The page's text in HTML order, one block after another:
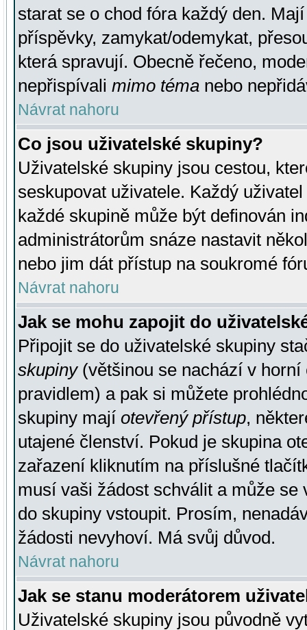
starat se o chod fóra každý den.
příspěvky, zamykat/odemykat,
která spravují. Obecně řečeno,
nepřispívali mimo téma nebo
Návrat nahoru
Co jsou uživatelské skupiny?
Uživatelské skupiny jsou cestou,
seskupovat uživatele. Každý
každé skupině může být definován
administrátorům snáze nastavit
nebo jim dát přístup na soukromé
Návrat nahoru
Jak se mohu zapojit do
Připojit se do uživatelské skupiny
skupiny(většinou se nachází v horní
pravidlem) a pak si můžete
skupiny mají otevřený přístup,
utajené členství. Pokud je skupina
zařazení kliknutím na příslušné
musí vaši žádost schválit a může se
do skupiny vstoupit. Prosím,
žádosti nevyhoví. Má svůj důvod.
Návrat nahoru
Jak se stanu moderátorem
Uživatelské skupiny jsou původně